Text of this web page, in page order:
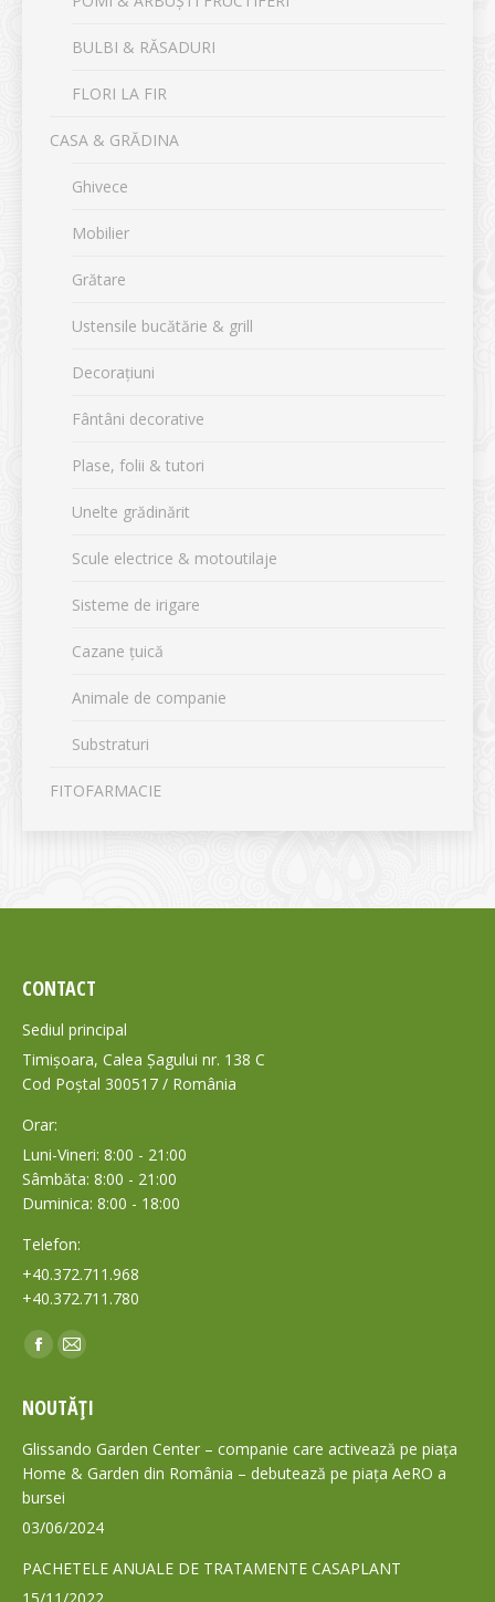
BULBI & RĂSADURI
FLORI LA FIR
CASA & GRĂDINA
Ghivece
Mobilier
Grătare
Ustensile bucătărie & grill
Decorațiuni
Fântâni decorative
Plase, folii & tutori
Unelte grădinărit
Scule electrice & motoutilaje
Sisteme de irigare
Cazane țuică
Animale de companie
Substraturi
FITOFARMACIE
CONTACT
Sediul principal
Timișoara, Calea Șagului nr. 138 C
Cod Poștal 300517 / România
Orar:
Luni-Vineri: 8:00 - 21:00
Sâmbăta: 8:00 - 21:00
Duminica: 8:00 - 18:00
Telefon:
+40.372.711.968
+40.372.711.780
Find us on:
Facebook
opens
in
new
window
Mail
opens
in
new
NOUTĂȚI
Glissando Garden Center – companie care activează pe piața
Home & Garden din România – debutează pe piața AeRO a
bursei
03/06/2024
PACHETELE ANUALE DE TRATAMENTE CASAPLANT